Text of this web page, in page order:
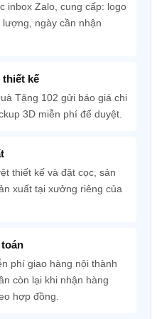
inbox Zalo, cung cấp: logo
ngày cần nhận
thiết kế
Tặng 102 gửi báo giá chi
3D miễn phí để duyệt.
thiết kế và đặt cọc, sản
xuất tại xưởng riêng của
phí giao hàng nội thành
còn lại khi nhận hàng
hợp đồng.